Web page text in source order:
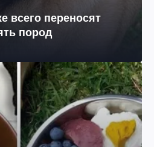
всего переносят
пород